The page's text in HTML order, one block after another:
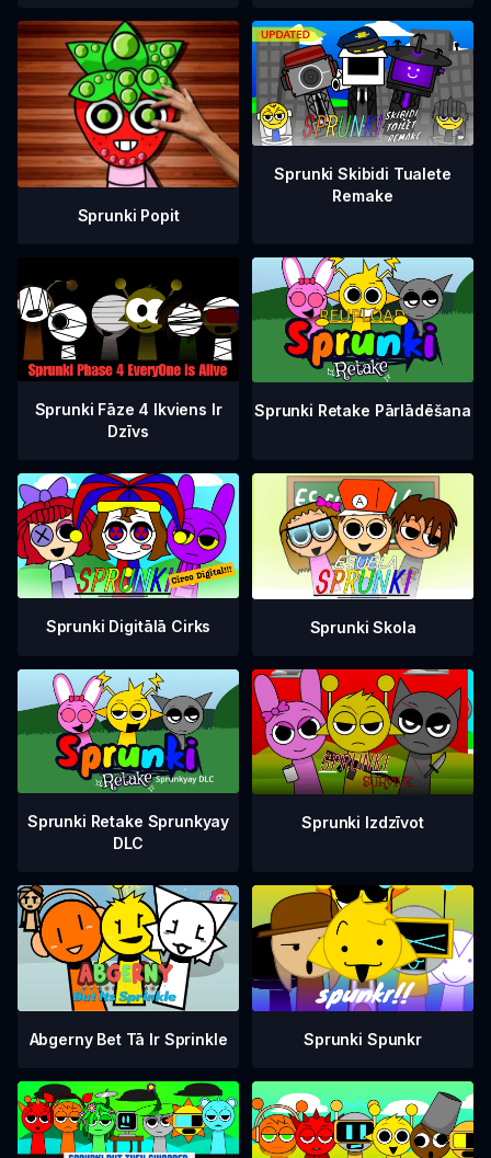
Sprunki Popit
Sprunki Skibidi Tualete
Remake
Sprunki Fāze 4 Ikviens Ir
Dzīvs
Sprunki Retake Pārlādēšana
Sprunki Digitālā Cirks Sprunki Skola
Sprunki Retake Sprunkyay
DLC
Sprunki Izdzīvot
Abgerny Bet Tā Ir Sprinkle Sprunki Spunkr